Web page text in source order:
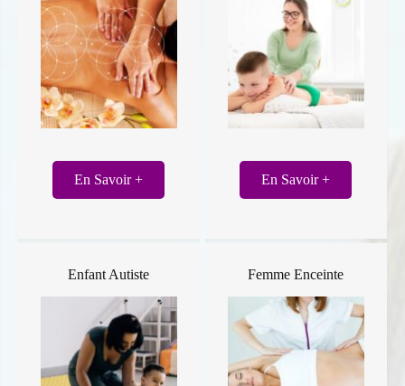
En Savoir + En Savoir +
Enfant Autiste Femme Enceinte